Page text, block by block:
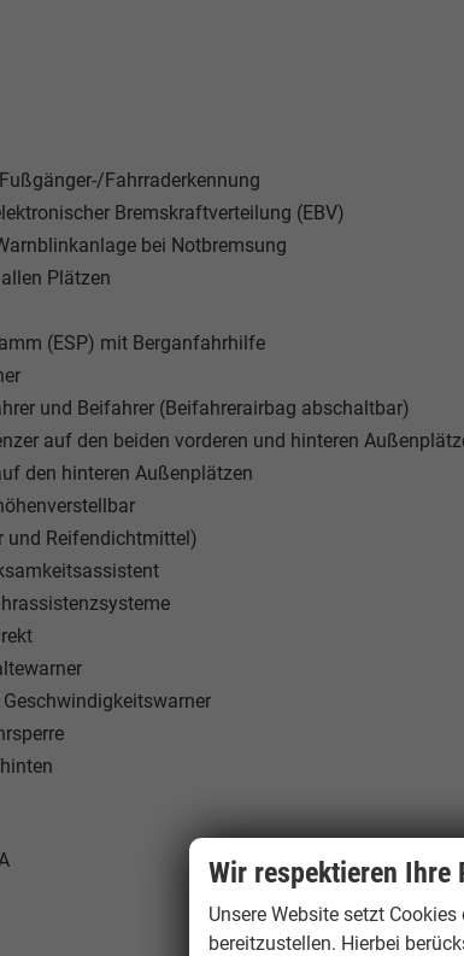
Fahrraderkennung
Bremskraftverteilung (EBV)
bei Notbremsung
Plätzen
(ESP) mit Berganfahrhilfe
und Beifahrer (Beifahrerairbag abschaltbar)
auf den beiden vorderen und hinteren
den hinteren Außenplätzen
und Reifendichtmittel)
Wir respektieren Ihre
Unsere Website setzt
bereitzustellen. Hierbei